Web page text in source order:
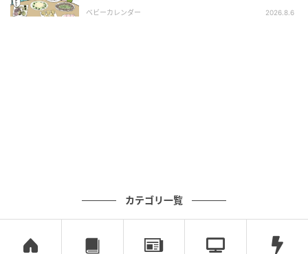
い！・25】
ベビーカレンダー 2026.8.6
カテゴリ一覧